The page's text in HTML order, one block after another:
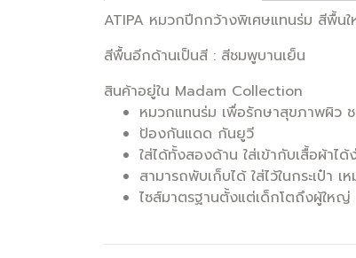
ATIPA หมวกปีกกว้างพิเศษแทนร่ม สีพื้น
สีพื้นอีกด้านเป็นสี : สีชมพูบานเย็น
สินค้าอยู่ใน Madam Collection
หมวกแทนร่ม เพื่อรักษาสุขภาพผิว
ป้องกันแดด กันยูวี
ใส่ได้ทั้งสองด้าน ใส่เข้ากับเสื้อผ้าได้
สามารถพับเก็บได้ ใส่ไว้ในกระเป๋า เ
ไซส์มาตรฐานตั้งแต่เด็กโตถึงผู้ใหญ่